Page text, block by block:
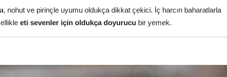
, nohut ve pirinçle uyumu oldukça dikkat çekici. İç harcın baharatlarla
eti sevenler için oldukça doyurucu bir yemek.